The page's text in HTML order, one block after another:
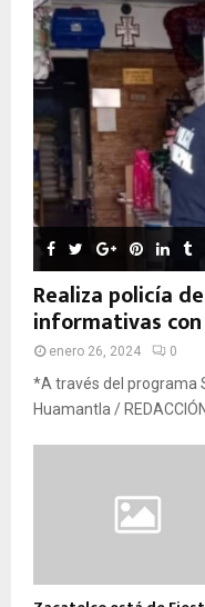
Realiza policía
informativas con
enero 26, 2024 0
*A través del programa
Huamantla /